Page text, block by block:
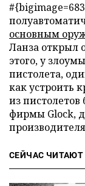
основным
Ланза открыл
этого, у
пистолета,
как устроить
из
фирмы Glock,
СЕЙЧАС ЧИТАЮТ